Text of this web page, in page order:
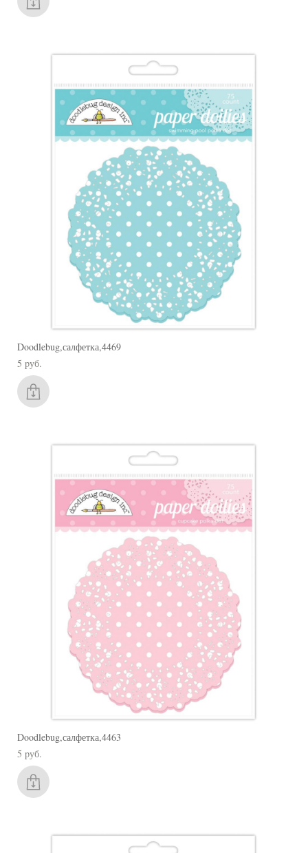
Doodlebug,салфетка,4469
5 pуб.
Doodlebug,салфетка,4463
5 pуб.